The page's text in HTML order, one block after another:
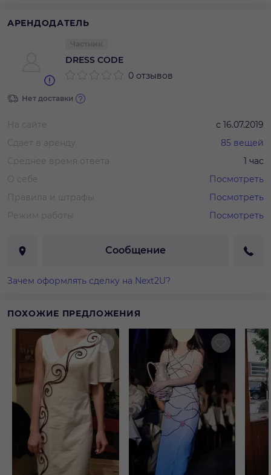
АРЕНДОДАТЕЛЬ
DRESS CODE
0 отзывов
Нет доставки
На сайте с 16.07.2019
Сдает в аренду
85 вещей
Среднее время ответа
1 час
О себе
Посмотреть
Правила и штрафы
Посмотреть
Режим работы
Посмотреть
Сообщение
Зачем оформлять сделку на Next2U?
ПОХОЖИЕ ПРЕДЛОЖЕНИЯ